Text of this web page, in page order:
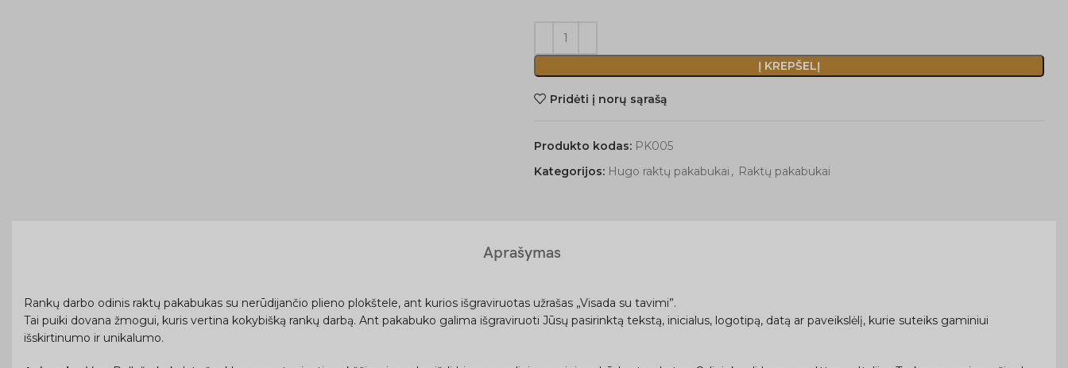
Į KREPŠELĮ
Pridėti į norų sąrašą
Produkto kodas: PK005
Kategorijos: Hugo raktų pakabukai , Raktų pakabukai
Aprašymas
Rankų darbo odinis raktų pakabukas su nerūdijančio plieno plokštele, ant kurios išgraviruotas užrašas „Visada su tavimi”.
Tai puiki dovana žmogui, kuris vertina kokybišką rankų darbą. Ant pakabuko galima išgraviruoti Jūsų pasirinktą tekstą, inicialus, logotipą, datą ar paveikslėlį, kurie suteiks gaminiui
išskirtinumo ir unikalumo.